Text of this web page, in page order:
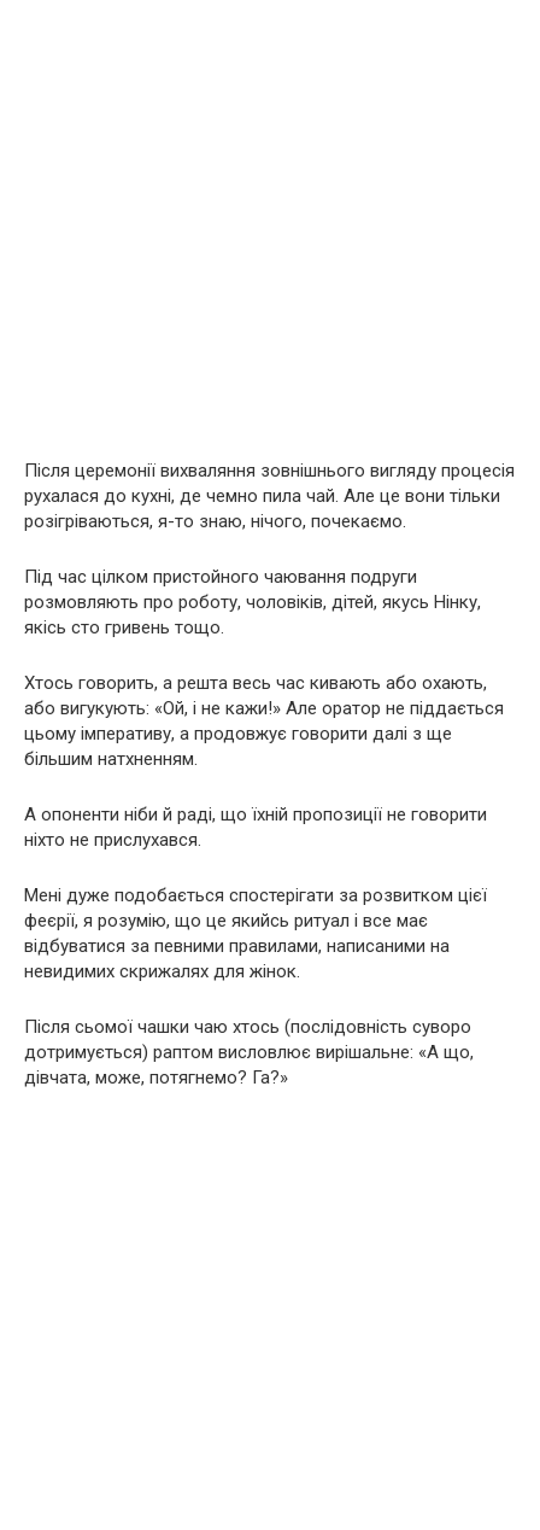
Після церемонії вихваляння зовнішнього вигляду процесія
рухалася до кухні, де чемно пила чай. Але це вони тільки
розігріваються, я-то знаю, нічого, почекаємо.
Під час цілком пристойного чаювання подруги
розмовляють про роботу, чоловіків, дітей, якусь Нінку,
якісь сто гривень тощо.
Хтось говорить, а решта весь час кивають або охають,
або вигукують: «Ой, і не кажи!» Але оратор не піддається
цьому імперативу, а продовжує говорити далі з ще
більшим натхненням.
А опоненти ніби й раді, що їхній пропозиції не говорити
ніхто не прислухався.
Мені дуже подобається спостерігати за розвитком цієї
феєрії, я розумію, що це якийсь ритуал і все має
відбуватися за певними правилами, написаними на
невидимих скрижалях для жінок.
Після сьомої чашки чаю хтось (послідовність суворо
дотримується) раптом висловлює вирішальне: «А що,
дівчата, може, потягнемо? Га?»